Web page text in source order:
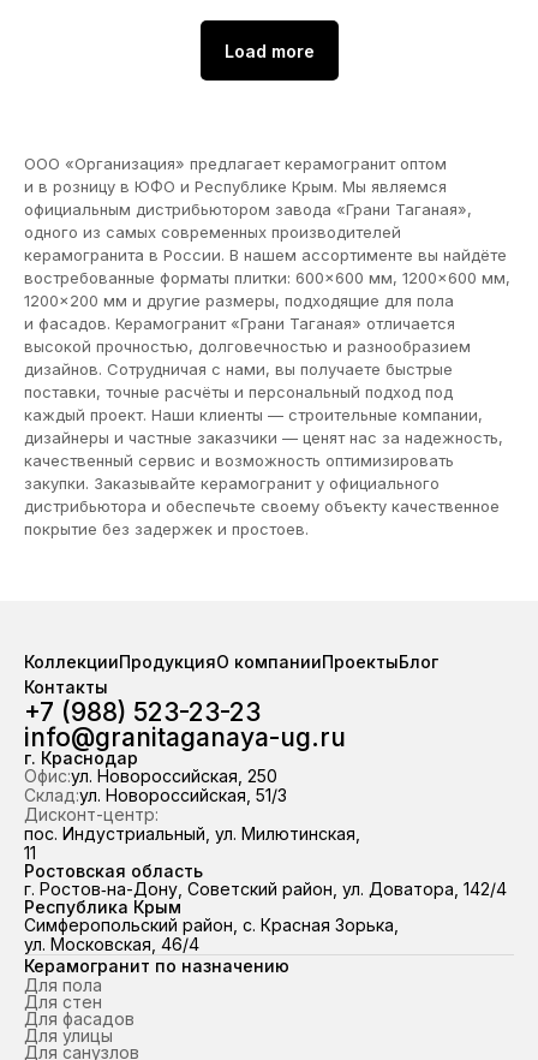
Load more
ООО «Организация» предлагает керамогранит оптом
и в розницу в ЮФО и Республике Крым. Мы являемся
официальным дистрибьютором завода «Грани Таганая»,
одного из самых современных производителей
керамогранита в России. В нашем ассортименте вы найдёте
востребованные форматы плитки: 600×600 мм, 1200×600 мм,
1200×200 мм и другие размеры, подходящие для пола
и фасадов. Керамогранит «Грани Таганая» отличается
высокой прочностью, долговечностью и разнообразием
дизайнов. Сотрудничая с нами, вы получаете быстрые
поставки, точные расчёты и персональный подход под
каждый проект. Наши клиенты — строительные компании,
дизайнеры и частные заказчики — ценят нас за надежность,
качественный сервис и возможность оптимизировать
закупки. Заказывайте керамогранит у официального
дистрибьютора и обеспечьте своему объекту качественное
покрытие без задержек и простоев.
КоллекцииПродукцияО компанииПроектыБлог
Контакты
+7 (988) 523-23-23
info@granitaganaya-ug.ru
г. Краснодар
Офис:ул. Новороссийская, 250
Склад:ул. Новороссийская, 51/3
Дисконт-центр:
пос. Индустриальный, ул. Милютинская,
11
Ростовская область
г. Ростов‑на-Дону, Советский район, ул. Доватора, 142/4
Республика Крым
Симферопольский район, с. Красная Зорька,
ул. Московская, 46/4
Керамогранит по назначению
Для пола
Для стен
Для фасадов
Для улицы
Для санузлов